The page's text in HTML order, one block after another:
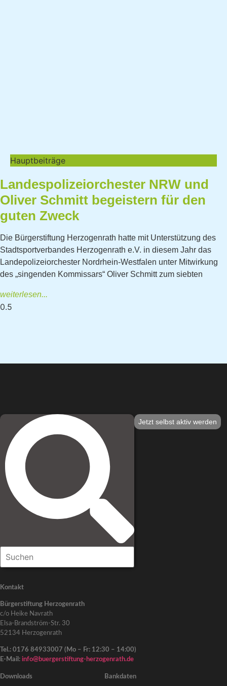
Hauptbeiträge
Landespolizeiorchester NRW und
Oliver Schmitt begeistern für den
guten Zweck
Die Bürgerstiftung Herzogenrath hatte mit Unterstützung des
Stadtsportverbandes Herzogenrath e.V. in diesem Jahr das
Landepolizeiorchester Nordrhein-Westfalen unter Mitwirkung
des „singenden Kommissars“ Oliver Schmitt zum siebten
weiterlesen...
Jetzt selbst aktiv werden
Kontakt
Bürgerstiftung Herzogenrath
c/o Heike Navrath
Elsa-Brandström-Str. 30
52134 Herzogenrath
Tel.: 0176 84933007 (Mo – Fr: 12:30 – 14:00)
E-Mail: info@buergerstiftung-herzogenrath.de
Downloads Bankdaten